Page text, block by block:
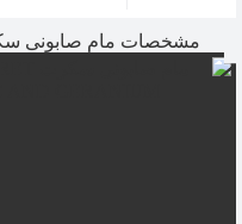
مشخصات مام صابونی